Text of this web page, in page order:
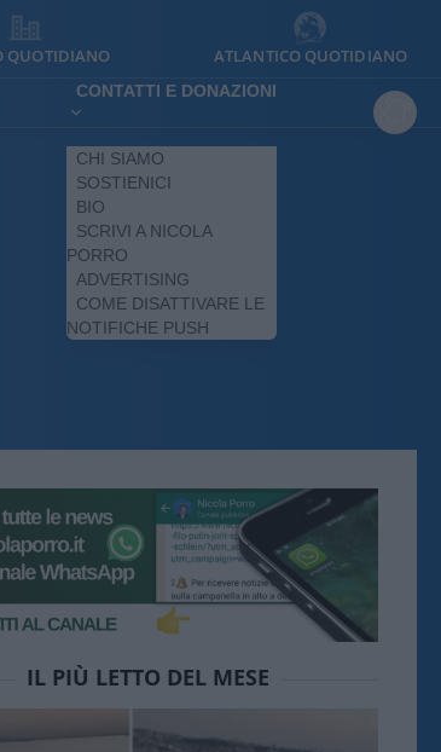
QUOTIDIANO ATLANTICO QUOTIDIANO
CONTATTI E DONAZIONI
CHI SIAMO
SOSTIENICI
BIO
SCRIVI A NICOLA
PORRO
ADVERTISING
COME DISATTIVARE LE
NOTIFICHE PUSH
IL PIÙ LETTO DEL MESE